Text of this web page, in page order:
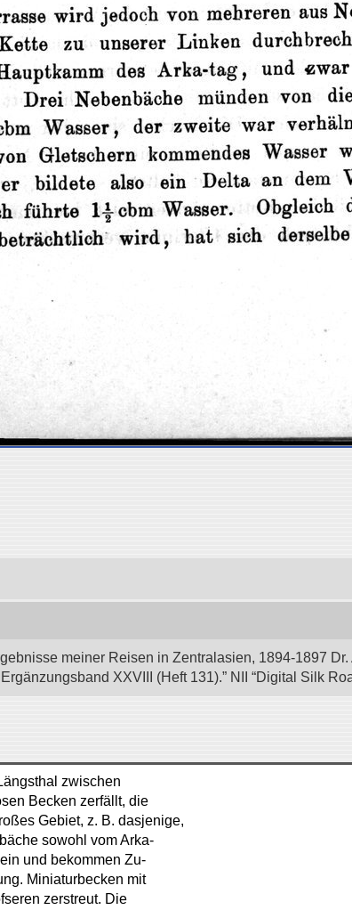
meiner Reisen in Zentralasien, 1894-1897
XXVIII (Heft 131).” NII “Digital Silk
zwischen
Becken zerfällt, die
Gebiet, z. B. dasjenige,
sowohl vom Arka-
und bekommen Zu-
Miniaturbecken mit
zerstreut. Die